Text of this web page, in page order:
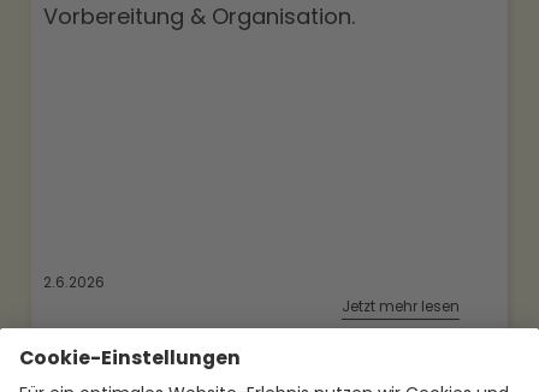
Vorbereitung & Organisation.
2.6.2026
Jetzt mehr lesen